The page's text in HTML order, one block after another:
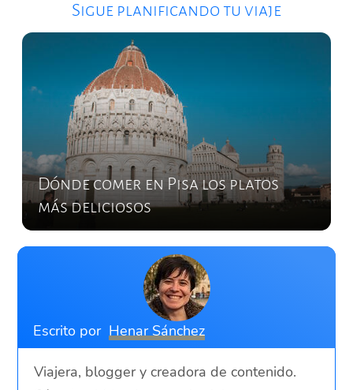
Sigue planificando tu viaje
Dónde comer en Pisa los platos
más deliciosos
Escrito por Henar Sánchez
Viajera, blogger y creadora de contenido.